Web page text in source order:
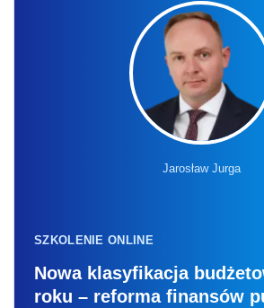
Jarosław Jurga
SZKOLENIE ONLINE
Nowa klasyfikacja
roku – reforma finansów